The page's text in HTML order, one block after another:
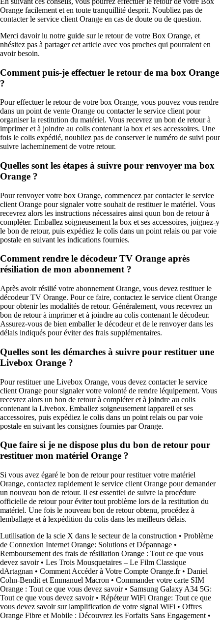
Orange facilement et en toute tranquillité desprit. Noubliez pas de
contacter le service client Orange en cas de doute ou de question.
Merci davoir lu notre guide sur le retour de votre Box Orange, et
nhésitez pas à partager cet article avec vos proches qui pourraient en
avoir besoin.
Comment puis-je effectuer le retour de ma box Orange
?
Pour effectuer le retour de votre box Orange, vous pouvez vous rendre
dans un point de vente Orange ou contacter le service client pour
organiser la restitution du matériel. Vous recevrez un bon de retour à
imprimer et à joindre au colis contenant la box et ses accessoires. Une
fois le colis expédié, noubliez pas de conserver le numéro de suivi pour
suivre lacheminement de votre retour.
Quelles sont les étapes à suivre pour renvoyer ma box
Orange ?
Pour renvoyer votre box Orange, commencez par contacter le service
client Orange pour signaler votre souhait de restituer le matériel. Vous
recevrez alors les instructions nécessaires ainsi quun bon de retour à
compléter. Emballez soigneusement la box et ses accessoires, joignez-y
le bon de retour, puis expédiez le colis dans un point relais ou par voie
postale en suivant les indications fournies.
Comment rendre le décodeur TV Orange après
résiliation de mon abonnement ?
Après avoir résilié votre abonnement Orange, vous devez restituer le
décodeur TV Orange. Pour ce faire, contactez le service client Orange
pour obtenir les modalités de retour. Généralement, vous recevrez un
bon de retour à imprimer et à joindre au colis contenant le décodeur.
Assurez-vous de bien emballer le décodeur et de le renvoyer dans les
délais indiqués pour éviter des frais supplémentaires.
Quelles sont les démarches à suivre pour restituer une
Livebox Orange ?
Pour restituer une Livebox Orange, vous devez contacter le service
client Orange pour signaler votre volonté de rendre léquipement. Vous
recevrez alors un bon de retour à compléter et à joindre au colis
contenant la Livebox. Emballez soigneusement lappareil et ses
accessoires, puis expédiez le colis dans un point relais ou par voie
postale en suivant les consignes fournies par Orange.
Que faire si je ne dispose plus du bon de retour pour
restituer mon matériel Orange ?
Si vous avez égaré le bon de retour pour restituer votre matériel
Orange, contactez rapidement le service client Orange pour demander
un nouveau bon de retour. Il est essentiel de suivre la procédure
officielle de retour pour éviter tout problème lors de la restitution du
matériel. Une fois le nouveau bon de retour obtenu, procédez à
lemballage et à lexpédition du colis dans les meilleurs délais.
Lutilisation de la scie X dans le secteur de la construction • Problème
de Connexion Internet Orange: Solutions et Dépannage •
Remboursement des frais de résiliation Orange : Tout ce que vous
devez savoir• Les Trois Mousquetaires – Le Film Classique
dArtagnan • Comment Accéder à Votre Compte Orange.fr• Daniel
Cohn-Bendit et Emmanuel Macron • Commander votre carte SIM
Orange : Tout ce que vous devez savoir• Samsung Galaxy A34 5G:
Tout ce que vous devez savoir• Répéteur WiFi Orange: Tout ce que
vous devez savoir sur lamplification de votre signal WiFi • Offres
Orange Fibre et Mobile : Découvrez les Forfaits Sans Engagement •